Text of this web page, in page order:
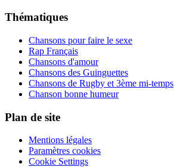
Thématiques
Chansons pour faire le sexe
Rap Français
Chansons d'amour
Chansons des Guinguettes
Chansons de Rugby et 3ème mi-temps
Chanson bonne humeur
Plan de site
Mentions légales
Paramètres cookies
Cookie Settings